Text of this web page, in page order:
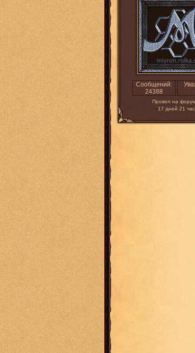
Сообщений:
24388
Провел на
17 дней 21 час